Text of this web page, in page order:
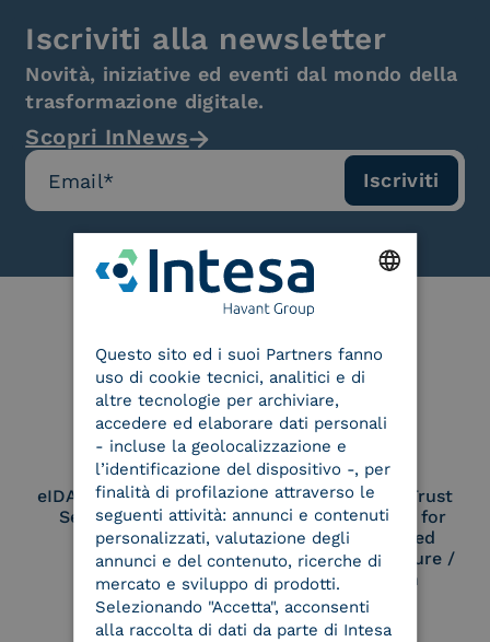
Iscriviti alla newsletter
Novità, iniziative ed eventi dal mondo della
trasformazione digitale.
Scopri InNews
Le nostre certificazioni
eIDAS Qualified Trust
Service Provider
eIDAS Qualified Trust
Service Provider for
Remote Qualified
Electronic Signature /
Seal Creation
ITALIAN
Questo sito ed i suoi Partners fanno
uso di cookie tecnici, analitici e di
altre tecnologie per archiviare,
accedere ed elaborare dati personali
- incluse la geolocalizzazione e
l’identificazione del dispositivo -, per
finalità di profilazione attraverso le
seguenti attività: annunci e contenuti
personalizzati, valutazione degli
annunci e del contenuto, ricerche di
mercato e sviluppo di prodotti.
Selezionando "Accetta", acconsenti
alla raccolta di dati da parte di Intesa